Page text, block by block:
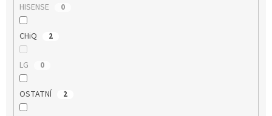
HISENSE 0
CHiQ 2
LG 0
OSTATNÍ 2